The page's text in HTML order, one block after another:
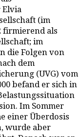
Elvia
(im
firmierend als
im
die Folgen von
dem
(UVG) vom
befand er sich in
Im Sommer
einer Überdosis
wurde aber